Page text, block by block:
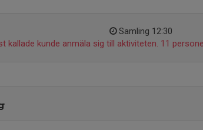
Samling 12:30
kallade kunde anmäla sig till aktiviteten. 11